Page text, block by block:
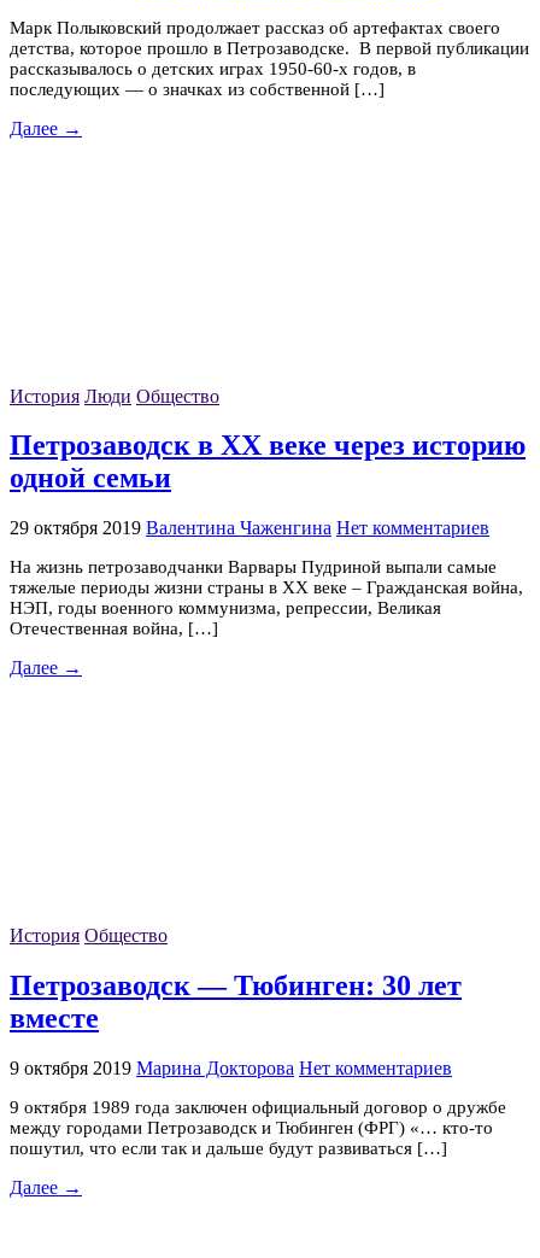
Марк Полыковский продолжает рассказ об артефактах своего
детства, которое прошло в Петрозаводске. В первой публикации
рассказывалось о детских играх 1950-60-х годов, в
последующих — о значках из собственной […]
Далее →
История Люди Общество
Петрозаводск в XX веке через историю
одной семьи
29 октября 2019 Валентина Чаженгина Нет комментариев
На жизнь петрозаводчанки Варвары Пудриной выпали самые
тяжелые периоды жизни страны в XX веке – Гражданская война,
НЭП, годы военного коммунизма, репрессии, Великая
Отечественная война, […]
Далее →
История Общество
Петрозаводск — Тюбинген: 30 лет
вместе
9 октября 2019 Марина Докторова Нет комментариев
9 октября 1989 года заключен официальный договор о дружбе
между городами Петрозаводск и Тюбинген (ФРГ) «… кто-то
пошутил, что если так и дальше будут развиваться […]
Далее →